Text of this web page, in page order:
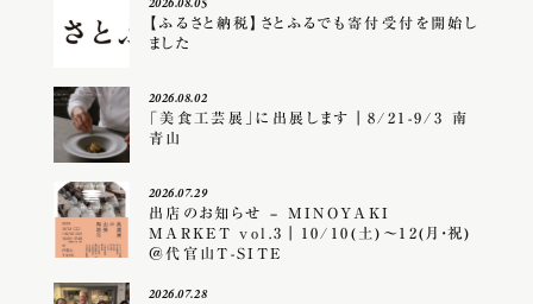
【ふるさと納税】さとふるでも寄付受付を開始し
ました
2026.08.02
「美食工芸展」に出展します｜8/21-9/3 南
青山
2026.07.29
出店のお知らせ – MINOYAKI
MARKET vol.3｜10/10(土)〜12(月・祝)
＠代官山T-SITE
2026.07.28